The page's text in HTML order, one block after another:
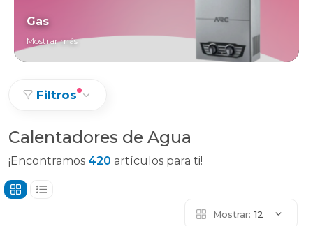
Gas
Mostrar más
Filtros
Calentadores de Agua
¡Encontramos 420 artículos para ti!
Mostrar: 12